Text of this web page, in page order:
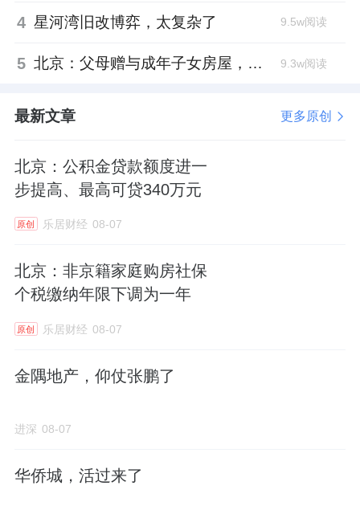
供给端：招拍挂项目立项方式由市区分级核准
存"；优化商品住宅用地交易规则、适时取消普
全城市更新工作综合协调机制，建立核心区平
房成片区、整院落退租机制，支持老旧小区、
老旧厂房更新改造。
3.政策效果初判
结合下文新房成交数据，边际宽松政策对改善
需求释放和核心区高端项目热销起到显著拉动
正，市场信心逐步修复。
本章小结
中央层面延续适度宽松定调，货币金融环境维
4 星河湾旧改博弈，太复杂了 9.5w阅读
5 北京：父母赠与成年子女房屋，不再核验子女的购房资格 9.3w阅读
最新文章 更多原创
北京：公积金贷款额度进一
步提高、最高可贷340万元
原创 乐居财经 08-07
北京：非京籍家庭购房社保
个税缴纳年限下调为一年
原创 乐居财经 08-07
金隅地产，仰仗张鹏了
进深 08-07
华侨城，活过来了